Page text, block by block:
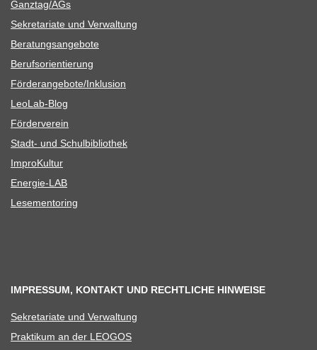
Ganztag/​​AGs
Sekre­ta­riate und Verwaltung
Bera­tungs­an­ge­bote
Berufs­ori­en­tie­rung
Förderangebote/​​Inklusion
Leo­Lab-Blog
För­der­ver­ein
Stadt- und Schulbibliothek
Impro­Kul­tur
Ener­­gie-LAB
Lese­men­to­ring
IMPRESSUM, KONTAKT UND RECHTLICHE HINWEISE
Sekre­ta­riate und Verwaltung
Prak­ti­kum an der LEOGOS